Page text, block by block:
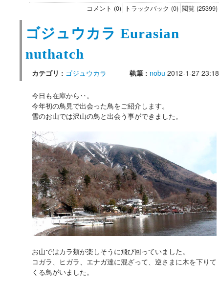
コメント (0) トラックバック (0) 閲覧 (25399)
ゴジュウカラ Eurasian
nuthatch
カテゴリ : ゴジュウカラ 執筆 : nobu 2012-1-27 23:18
今日も在庫から‥。
今年初の鳥見で出会った鳥をご紹介します。
雪のお山では沢山の鳥と出会う事ができました。
お山ではカラ類が楽しそうに飛び回っていました。
コガラ、ヒガラ、エナガ達に混ざって、逆さまに木を下りて
くる鳥がいました。